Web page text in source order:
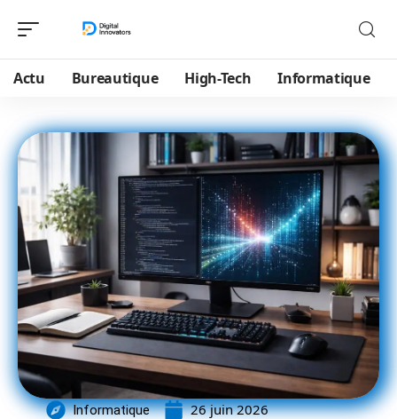
Actu Bureautique High-Tech Informatique
Informatique 26 juin 2026